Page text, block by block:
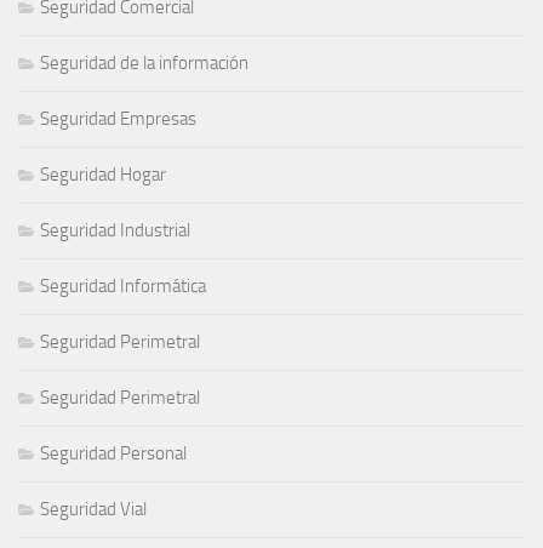
Seguridad Comercial
Seguridad de la información
Seguridad Empresas
Seguridad Hogar
Seguridad Industrial
Seguridad Informática
Seguridad Perimetral
Seguridad Perimetral
Seguridad Personal
Seguridad Vial